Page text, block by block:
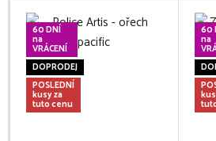
60 DNÍ
na
VRÁCENÍ
DOPRODEJ
POSLEDNÍ
kusy za
tuto cenu
60
na